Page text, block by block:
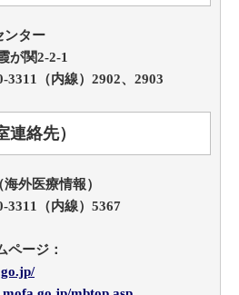
ンター
が関2-2-1
3311（内線）2902、2903
連絡先）
外医療情報）
3311（内線）5367
ページ：